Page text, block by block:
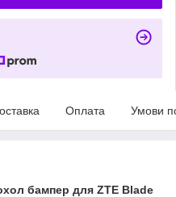
Оплата Умови
бампер для ZTE Blade